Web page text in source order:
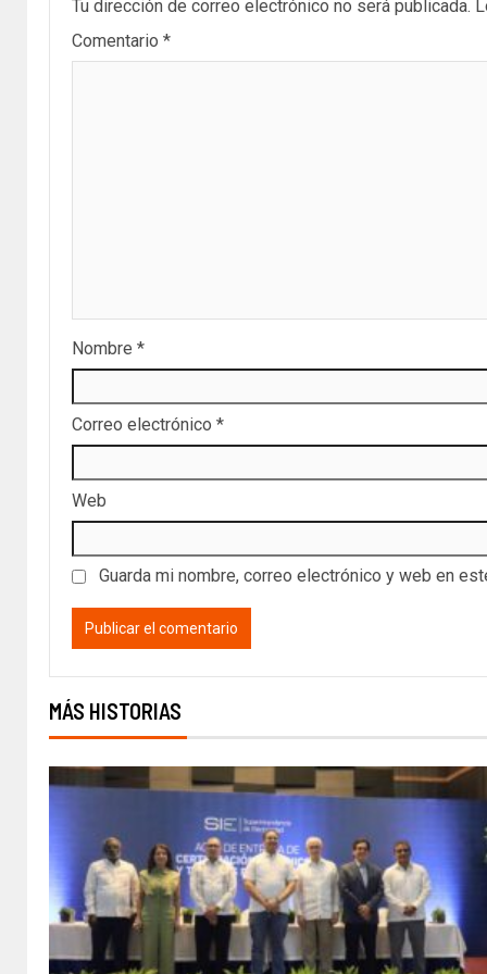
Tu dirección de correo electrónico no será publicada.
Comentario *
Nombre *
Correo electrónico *
Web
Guarda mi nombre, correo electrónico y web en
MÁS HISTORIAS